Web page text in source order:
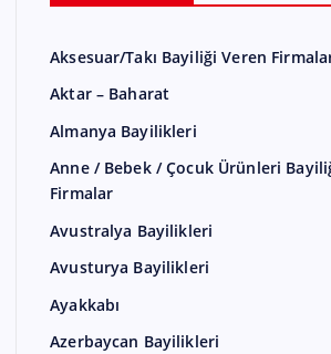
Aksesuar/Takı Bayiliği Veren
Aktar – Baharat
Almanya Bayilikleri
Anne / Bebek / Çocuk Ürünleri
Firmalar
Avustralya Bayilikleri
Avusturya Bayilikleri
Ayakkabı
Azerbaycan Bayilikleri